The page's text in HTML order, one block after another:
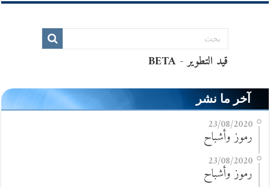
آخر ما نشر
23/08/2020
رموز وأشباح
23/08/2020
رموز وأشباح